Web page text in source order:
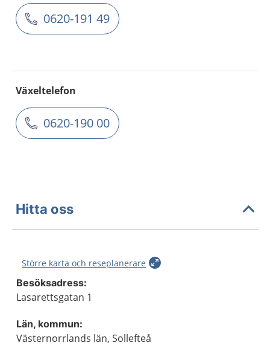
0620-191 49
Växeltelefon
0620-190 00
Hitta oss
Större karta och reseplanerare
Besöksadress:
Lasarettsgatan 1
Län, kommun:
Västernorrlands län, Sollefteå